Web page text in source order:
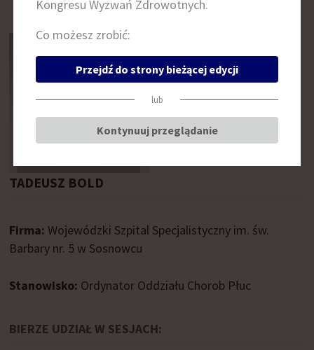
U W Z
TADEUSZ BOLD
Firma: Wojewódzki Szpital Specjalistyczny im. św.
Barbary nr. 5 w Sosnowcu
Stanowisko: Ordynator Oddziału Chorob Płuc
BIERZE UDZIAŁ W SESJACH:
Kongresu Wyzwań Zdrowotnych.
Co możesz zrobić:
Przejdź do strony bieżącej edycji
lub
Kontynuuj przeglądanie